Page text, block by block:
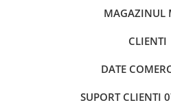
MAGAZINUL
CLIENTI
DATE
SUPORT CLIENTI